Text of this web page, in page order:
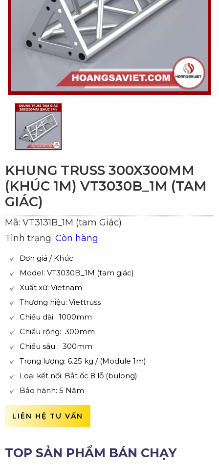
KHUNG TRUSS 300X300MM
(KHÚC 1M) VT3030B_1M (TAM
GIÁC)
Mã: VT3131B_1M (tam Giác)
Tình trạng: Còn hàng
Đơn giá / Khúc
Model: VT3030B_1M (tam giác)
Xuất xứ: Vietnam
Thương hiệu: Viettruss
Chiều dài: 1000mm
Chiều rộng: 300mm
Chiều sâu : 300mm
Trọng lượng: 6.25 kg / (Module 1m)
Loại kết nối: Bắt ốc 8 lỗ (bulong)
Bảo hành: 5 Năm
LIÊN HỆ TƯ VẤN
TOP SẢN PHẨM BÁN CHẠY